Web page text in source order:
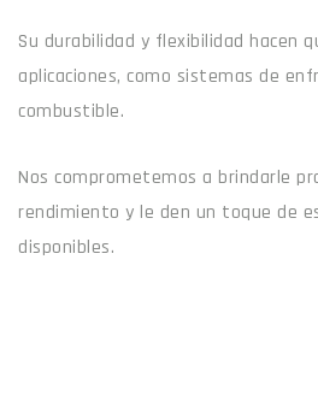
Su durabilidad y flexibilidad hacen
aplicaciones, como sistemas de
combustible.
Nos comprometemos a brindarle
rendimiento y le den un toque de
disponibles.